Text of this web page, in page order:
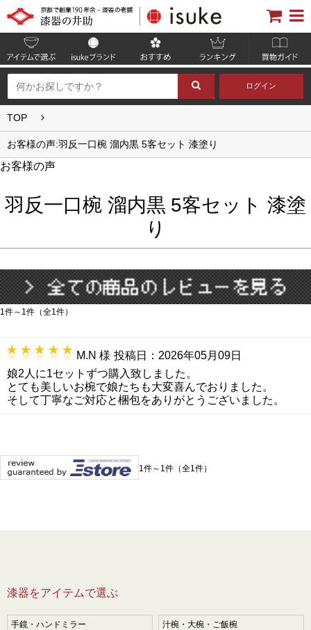
ログイン
TOP
お客様の声:羽反一口椀 溜内黒 5客セット 漆塗り
お客様の声
羽反一口椀 溜内黒 5客セット 漆塗
り
1件～1件（全1件）
M.N 様 投稿日：2026年05月09日
娘2人に1セットずつ購入致しました。
とても美しいお椀で娘たちも大変喜んでおりました。
そして丁寧なご対応と梱包をありがとうございました。
1件～1件（全1件）
漆器をアイテムで選ぶ
手鏡・ハンドミラー
汁椀・大椀・ご飯椀